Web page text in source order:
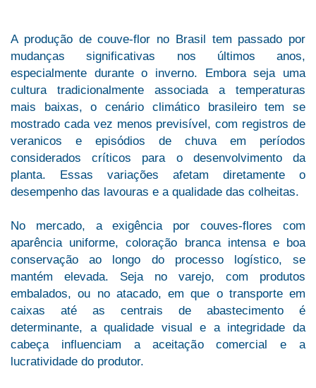
A produção de couve-flor no Brasil tem passado por
mudanças significativas nos últimos anos,
especialmente durante o inverno. Embora seja uma
cultura tradicionalmente associada a temperaturas
mais baixas, o cenário climático brasileiro tem se
mostrado cada vez menos previsível, com registros de
veranicos e episódios de chuva em períodos
considerados críticos para o desenvolvimento da
planta. Essas variações afetam diretamente o
desempenho das lavouras e a qualidade das colheitas.
No mercado, a exigência por couves-flores com
aparência uniforme, coloração branca intensa e boa
conservação ao longo do processo logístico, se
mantém elevada. Seja no varejo, com produtos
embalados, ou no atacado, em que o transporte em
caixas até as centrais de abastecimento é
determinante, a qualidade visual e a integridade da
cabeça influenciam a aceitação comercial e a
lucratividade do produtor.